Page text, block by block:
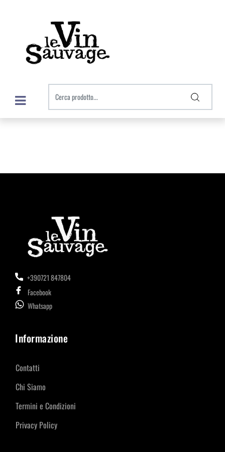
Open menu
+390721 847804
Facebook
Whatsapp
Informazione
Contatti
Chi Siamo
Termini e Condizioni
Privacy Policy